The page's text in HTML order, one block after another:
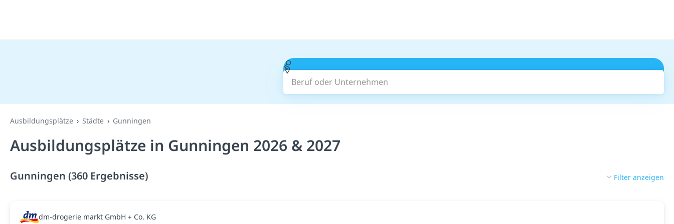
Beruf oder Unternehmen
Ausbildungsplätze Städte Gunningen
Ausbildungsplätze in Gunningen 2026 & 2027
Gunningen (360 Ergebnisse) Filter anzeigen
dm-drogerie markt GmbH + Co. KG